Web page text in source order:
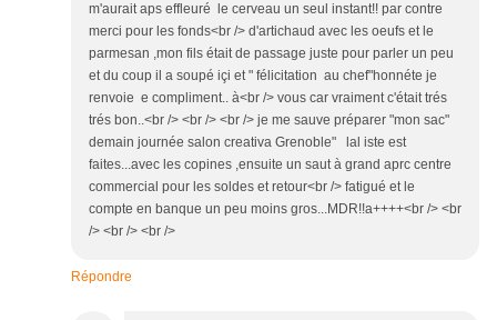
m'aurait aps effleuré le cerveau un seul instant!! par contre
merci pour les fonds<br /> d'artichaud avec les oeufs et le
parmesan ,mon fils était de passage juste pour parler un peu
et du coup il a soupé içi et " félicitation au chef"honnéte je
renvoie e compliment.. à<br /> vous car vraiment c'était trés
trés bon..<br /> <br /> <br /> je me sauve préparer "mon sac"
demain journée salon creativa Grenoble" lal iste est
faites...avec les copines ,ensuite un saut à grand aprc centre
commercial pour les soldes et retour<br /> fatigué et le
compte en banque un peu moins gros...MDR!!a++++<br /> <br
/> <br /> <br />
Répondre